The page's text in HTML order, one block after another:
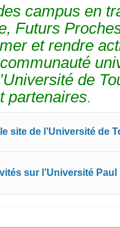
campus en
Futurs
et rendre
de
partenaires.
site de l’Université de
sur l’Université Paul